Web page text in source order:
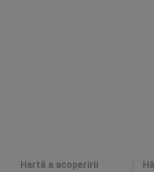
Hartă a acoperirii